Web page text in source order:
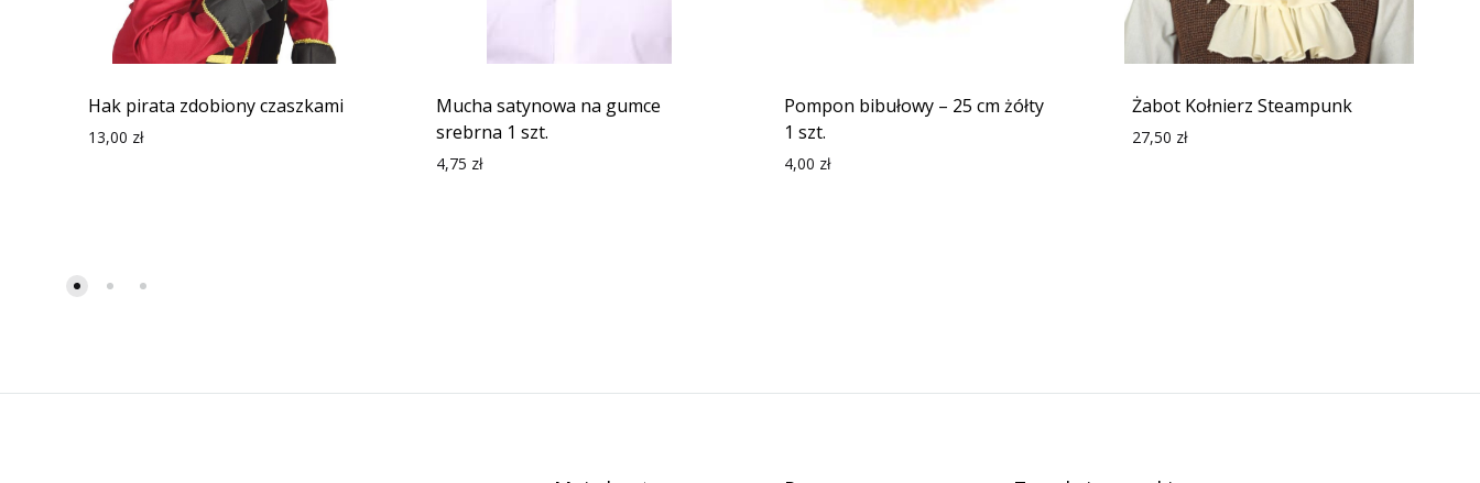
Hak pirata zdobiony czaszkami
13,00 zł
Mucha satynowa na gumce
srebrna 1 szt.
4,75 zł
Pompon bibułowy – 25 cm żółty
1 szt.
4,00 zł
Żabot Kołnierz Steampunk
27,50 zł